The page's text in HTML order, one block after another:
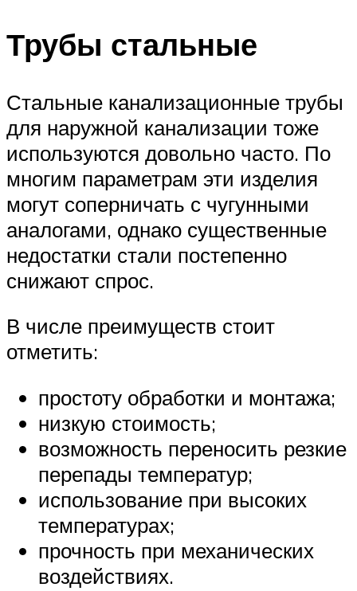
Трубы стальные
Стальные канализационные трубы
для наружной канализации тоже
используются довольно часто. По
многим параметрам эти изделия
могут соперничать с чугунными
аналогами, однако существенные
недостатки стали постепенно
снижают спрос.
В числе преимуществ стоит
отметить:
простоту обработки и монтажа;
низкую стоимость;
возможность переносить резкие
перепады температур;
использование при высоких
температурах;
прочность при механических
воздействиях.